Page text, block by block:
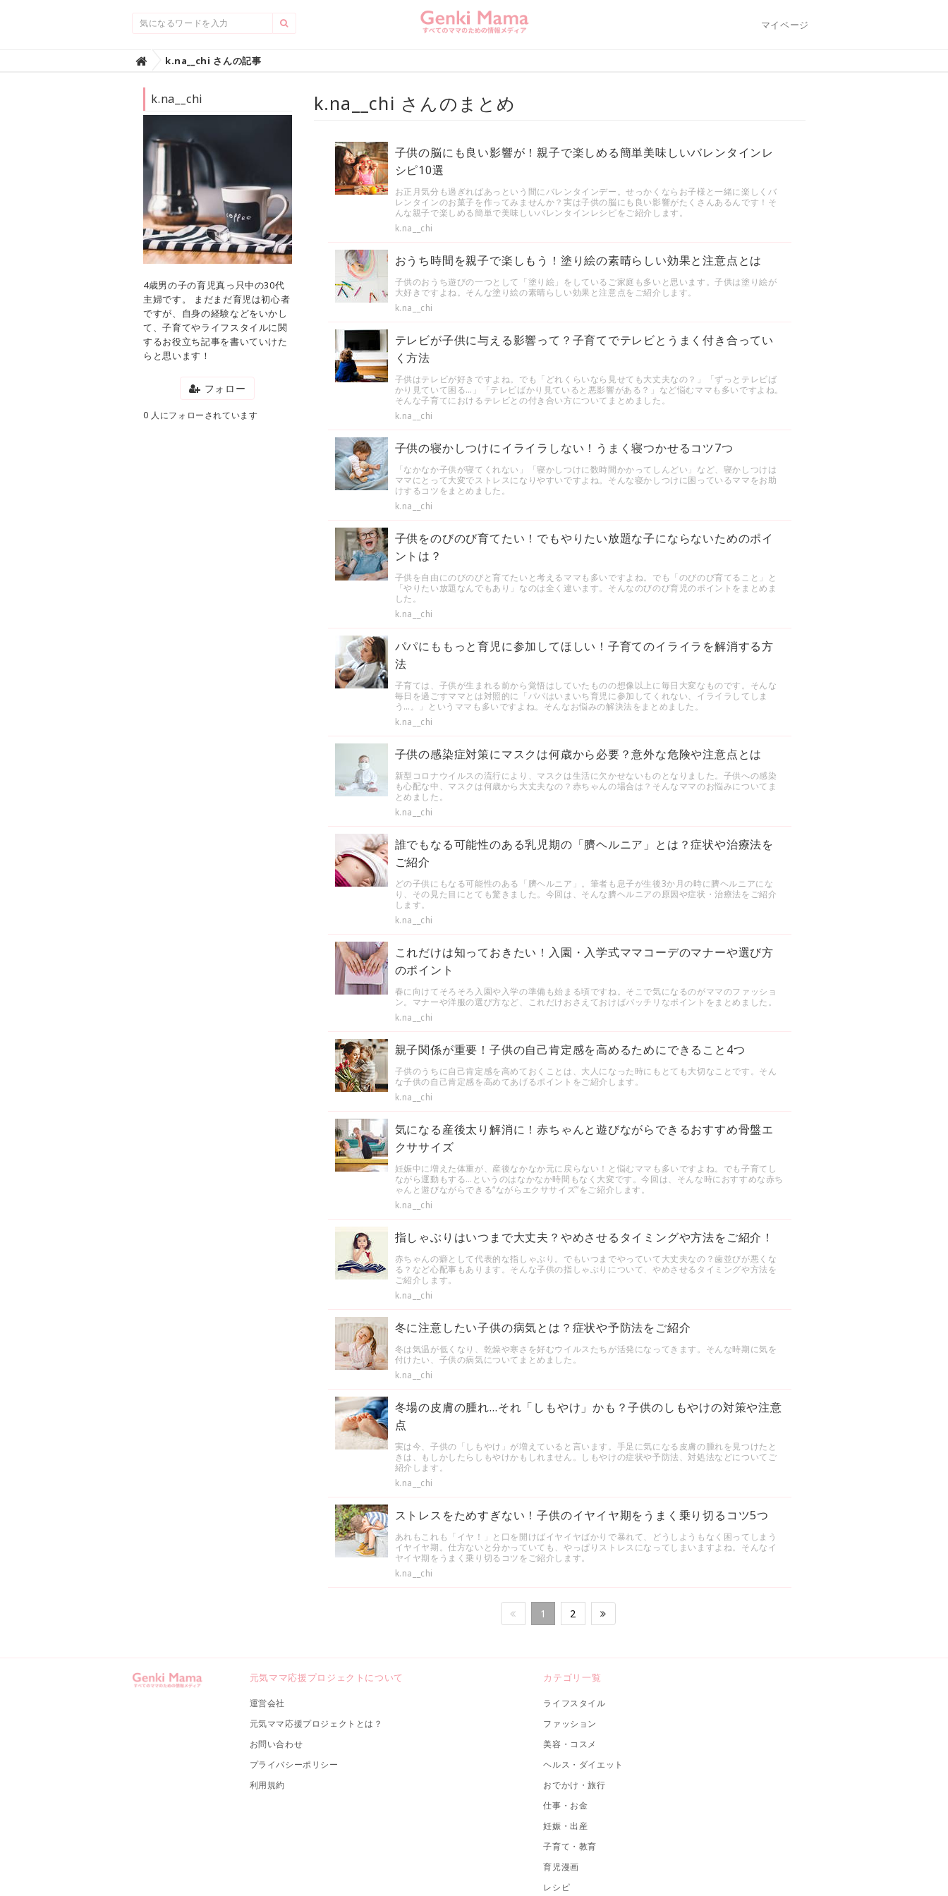
マイページ
Homek.na__chi さんの記事
k.na__chi
4歳男の子の育児真っ只中の30代
主婦です。 まだまだ育児は初心者
ですが、自身の経験などをいかし
て、子育てやライフスタイルに関
するお役立ち記事を書いていけた
らと思います！
フォロー
0 人にフォローされています
k.na__chi さんのまとめ
子供の脳にも良い影響が！親子で楽しめる簡単美味しいバレンタインレ
シピ10選
お正月気分も過ぎればあっという間にバレンタインデー。せっかくならお子様と一緒に楽しくバ
レンタインのお菓子を作ってみませんか？実は子供の脳にも良い影響がたくさんあるんです！そ
んな親子で楽しめる簡単で美味しいバレンタインレシピをご紹介します。
k.na__chi
おうち時間を親子で楽しもう！塗り絵の素晴らしい効果と注意点とは
子供のおうち遊びの一つとして「塗り絵」をしているご家庭も多いと思います。子供は塗り絵が
大好きですよね。そんな塗り絵の素晴らしい効果と注意点をご紹介します。
k.na__chi
テレビが子供に与える影響って？子育てでテレビとうまく付き合ってい
く方法
子供はテレビが好きですよね。でも「どれくらいなら見せても大丈夫なの？」「ずっとテレビば
かり見ていて困る…」「テレビばかり見ていると悪影響がある？」など悩むママも多いですよね。
そんな子育てにおけるテレビとの付き合い方についてまとめました。
k.na__chi
子供の寝かしつけにイライラしない！うまく寝つかせるコツ7つ
「なかなか子供が寝てくれない」「寝かしつけに数時間かかってしんどい」など、寝かしつけは
ママにとって大変でストレスになりやすいですよね。そんな寝かしつけに困っているママをお助
けするコツをまとめました。
k.na__chi
子供をのびのび育てたい！でもやりたい放題な子にならないためのポイ
ントは？
子供を自由にのびのびと育てたいと考えるママも多いですよね。でも「のびのび育てること」と
「やりたい放題なんでもあり」なのは全く違います。そんなのびのび育児のポイントをまとめま
した。
k.na__chi
パパにももっと育児に参加してほしい！子育てのイライラを解消する方
法
子育ては、子供が生まれる前から覚悟はしていたものの想像以上に毎日大変なものです。そんな
毎日を過ごすママとは対照的に「パパはいまいち育児に参加してくれない、イライラしてしま
う…。」というママも多いですよね。そんなお悩みの解決法をまとめました。
k.na__chi
子供の感染症対策にマスクは何歳から必要？意外な危険や注意点とは
新型コロナウイルスの流行により、マスクは生活に欠かせないものとなりました。子供への感染
も心配な中、マスクは何歳から大丈夫なの？赤ちゃんの場合は？そんなママのお悩みについてま
とめました。
k.na__chi
誰でもなる可能性のある乳児期の「臍ヘルニア」とは？症状や治療法を
ご紹介
どの子供にもなる可能性のある「臍ヘルニア」。筆者も息子が生後3か月の時に臍ヘルニアにな
り、その見た目にとても驚きました。今回は、そんな臍ヘルニアの原因や症状・治療法をご紹介
します。
k.na__chi
これだけは知っておきたい！入園・入学式ママコーデのマナーや選び方
のポイント
春に向けてそろそろ入園や入学の準備も始まる頃ですね。そこで気になるのがママのファッショ
ン。マナーや洋服の選び方など、これだけおさえておけばバッチリなポイントをまとめました。
k.na__chi
親子関係が重要！子供の自己肯定感を高めるためにできること4つ
子供のうちに自己肯定感を高めておくことは、大人になった時にもとても大切なことです。そん
な子供の自己肯定感を高めてあげるポイントをご紹介します。
k.na__chi
気になる産後太り解消に！赤ちゃんと遊びながらできるおすすめ骨盤エ
クササイズ
妊娠中に増えた体重が、産後なかなか元に戻らない！と悩むママも多いですよね。でも子育てし
ながら運動もする…というのはなかなか時間もなく大変です。今回は、そんな時におすすめな赤ち
ゃんと遊びながらできる“ながらエクササイズ”をご紹介します。
k.na__chi
指しゃぶりはいつまで大丈夫？やめさせるタイミングや方法をご紹介！
赤ちゃんの癖として代表的な指しゃぶり。でもいつまでやっていて大丈夫なの？歯並びが悪くな
る？など心配事もあります。そんな子供の指しゃぶりについて、やめさせるタイミングや方法を
ご紹介します。
k.na__chi
冬に注意したい子供の病気とは？症状や予防法をご紹介
冬は気温が低くなり、乾燥や寒さを好むウイルスたちが活発になってきます。そんな時期に気を
付けたい、子供の病気についてまとめました。
k.na__chi
冬場の皮膚の腫れ…それ「しもやけ」かも？子供のしもやけの対策や注意
点
実は今、子供の「しもやけ」が増えていると言います。手足に気になる皮膚の腫れを見つけたと
きは、もしかしたらしもやけかもしれません。しもやけの症状や予防法、対処法などについてご
紹介します。
k.na__chi
ストレスをためすぎない！子供のイヤイヤ期をうまく乗り切るコツ5つ
あれもこれも「イヤ！」と口を開けばイヤイヤばかりで暴れて、どうしようもなく困ってしまう
イヤイヤ期。仕方ないと分かっていても、やっぱりストレスになってしまいますよね。そんなイ
ヤイヤ期をうまく乗り切るコツをご紹介します。
k.na__chi
1 2
元気ママ応援プロジェクトについて
運営会社
元気ママ応援プロジェクトとは？
お問い合わせ
プライバシーポリシー
利用規約
カテゴリ一覧
ライフスタイル
ファッション
美容・コスメ
ヘルス・ダイエット
おでかけ・旅行
仕事・お金
妊娠・出産
子育て・教育
育児漫画
レシピ